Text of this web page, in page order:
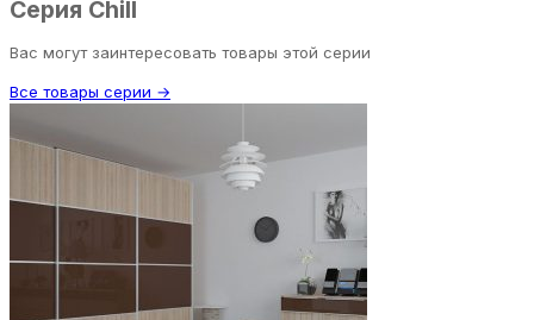
Серия Chill
Вас могут заинтересовать товары этой серии
Все товары серии →